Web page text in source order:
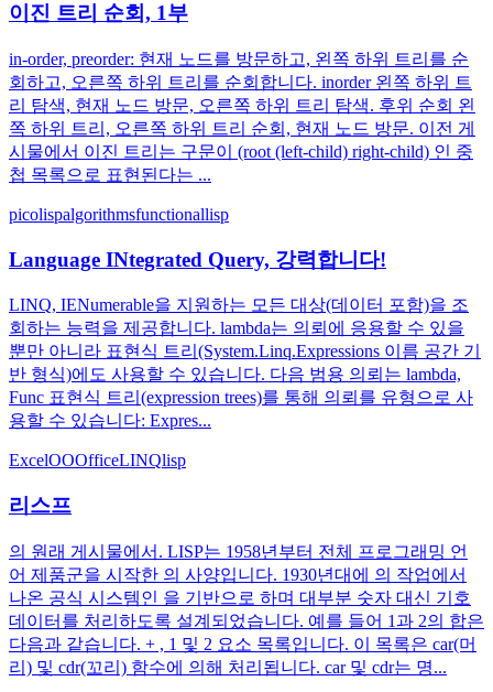
이진 트리 순회, 1부
in-order, preorder: 현재 노드를 방문하고, 왼쪽 하위 트리를 순
회하고, 오른쪽 하위 트리를 순회합니다. inorder 왼쪽 하위 트
리 탐색, 현재 노드 방문, 오른쪽 하위 트리 탐색. 후위 순회 왼
쪽 하위 트리, 오른쪽 하위 트리 순회, 현재 노드 방문. 이전 게
시물에서 이진 트리는 구문이 (root (left-child) right-child) 인 중
첩 목록으로 표현된다는 ...
picolispalgorithmsfunctionallisp
Language INtegrated Query, 강력합니다!
LINQ, IENumerable을 지원하는 모든 대상(데이터 포함)을 조
회하는 능력을 제공합니다. lambda는 의뢰에 응용할 수 있을
뿐만 아니라 표현식 트리(System.Linq.Expressions 이름 공간 기
반 형식)에도 사용할 수 있습니다. 다음 범용 의뢰는 lambda,
Func 표현식 트리(expression trees)를 통해 의뢰를 유형으로 사
용할 수 있습니다: Expres...
ExcelOOOfficeLINQlisp
리스프
의 원래 게시물에서. LISP는 1958년부터 전체 프로그래밍 언
어 제품군을 시작한 의 사양입니다. 1930년대에 의 작업에서
나온 공식 시스템인 을 기반으로 하며 대부분 숫자 대신 기호
데이터를 처리하도록 설계되었습니다. 예를 들어 1과 2의 합은
다음과 같습니다. + , 1 및 2 요소 목록입니다. 이 목록은 car(머
리) 및 cdr(꼬리) 함수에 의해 처리됩니다. car 및 cdr는 명...